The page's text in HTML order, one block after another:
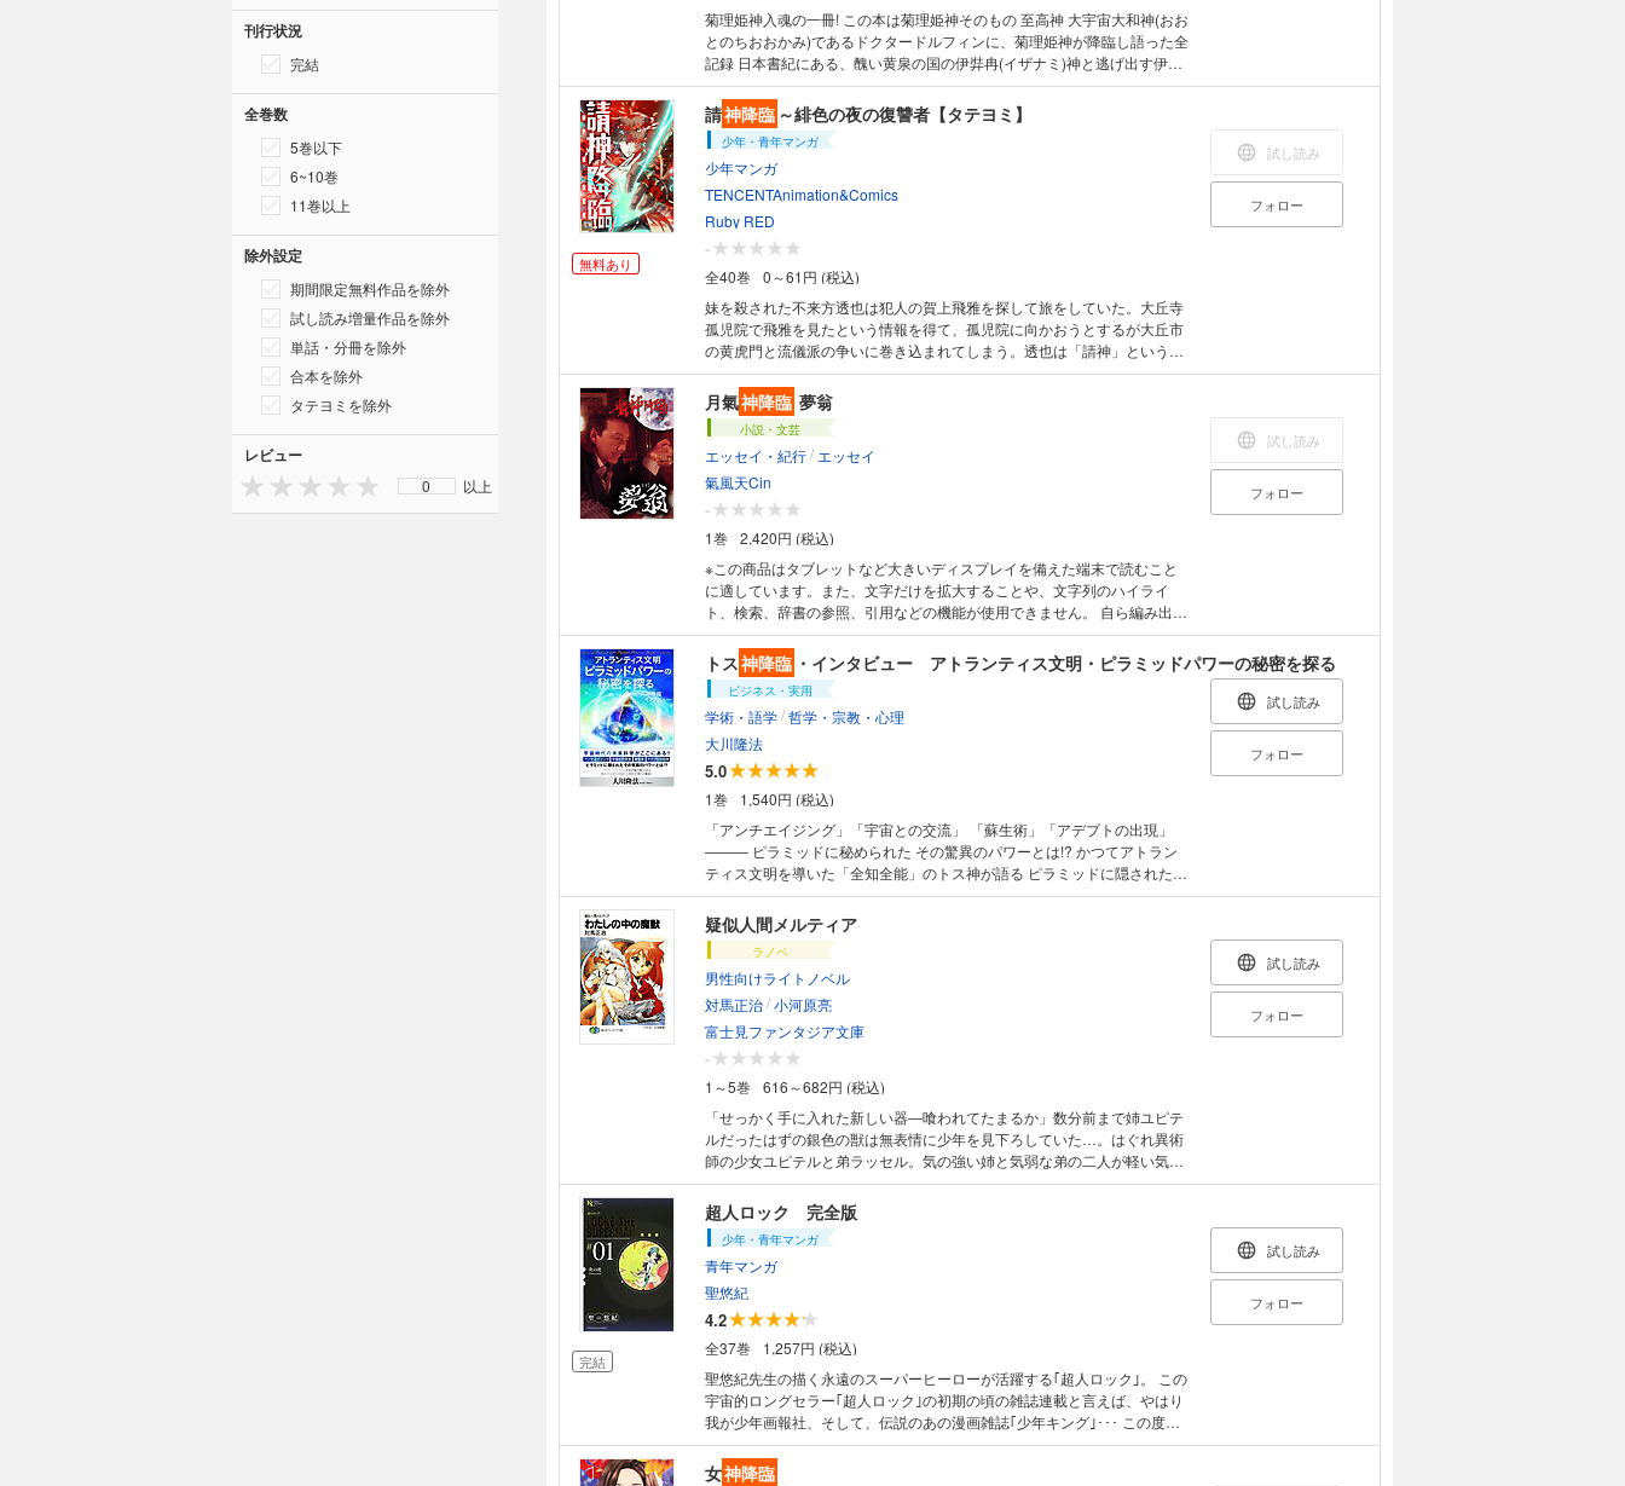
菊理姫神入魂の一冊! この本は菊理姫神そのもの 至高神 大宇宙大和神(おお
とのちおおかみ)であるドクタードルフィンに、菊理姫神が降臨し語った全
記録 日本書紀にある、醜い黄泉の国の伊弉冉(イザナミ)神と逃げ出す伊弉
諾(イザナギ)神に語った菊理姫神の神言葉を明かす「異次元日本書紀」の
歴史的事実 壊すことを恐れることなかれ! 守るのは辞めなされ! 壊さないと
創れないのじゃ! 黄泉と現生、大和と世界、地球と宇宙をくくるぞ! 2019年
は準備の年じゃ! 2020年、霊性の大和日本が目覚めるぞ! 超神 神ドクター
が神を癒して神を開く Doctor of God(ドクタードルフィン)が 世に出させ
た菊理姫神を自身に降臨させ 神世界と新地球の超ヒミツを語る! ・この本
自体が菊理姫神のご神体! 所有するだけで菊理姫神のサポートが得られ
神と伊弉冉神に語った神言葉 ・逃げ出す伊弉諾神に抱いた伊弉冉神の恨み
の念が地球社会に残っている! ・ドクタードルフィンでしか開けない菊理
姫神を白山にて覚醒させる! ・高次元と三次元をくくる、目に見えない世
界と目に見える世界をくくる、女性性と男性性をくくる! ・菊理姫神は、
分離・破壊を経て融合・創造を担う! ・菊理姫神は至高の大宇宙大和神の
身)であった! ・卑弥呼が、ドクタードルフィンを呼んでいる! ・天照大神
(アマテラスオオカミ)と卑弥呼をくくる! ・卑弥呼が目覚めて、霊性の邪馬
台国が目覚める! ・プレアデスの平和的破壊とシリウスの奇跡的創造 ・プ
レアデスとシリウス、レムリアとアトランティスをくくる! ・菊理姫神
が、不必要な世界をぶっ壊し、新しい世界を築く!
無料あり
請神降臨 ～緋色の夜の復讐者【タテヨミ】
少年・青年マンガ
少年マンガ
TENCENTAnimation&Comics
Ruby RED
-
全40巻
0～61円 (税込)
妹を殺された不来方透也は犯人の賀上飛雅を探して旅をしていた。大丘寺
孤児院で飛雅を見たという情報を得て、孤児院に向かおうとするが大丘市
の黄虎門と流儀派の争いに巻き込まれてしまう。透也は「請神」というシ
ステムで立ち向かい、飛雅を探すための手がかりを見つけようとする―
試し読み
フォロー
月氣神降臨 夢翁
小説・文芸
エッセイ・紀行/ エッセイ
氣風天Cin
-
1巻
2,420円 (税込)
※この商品はタブレットなど大きいディスプレイを備えた端末で読むこと
に適しています。また、文字だけを拡大することや、文字列のハイライ
ト、検索、辞書の参照、引用などの機能が使用できません。 自ら編み出し
た、氣の方術「独氣道」をベースとし、「朧」と名付けた想意を自在に操
り、あらゆるトラブルをシューティングしてきた著者が、母の死をキッカ
ケに始めたブログをまとめた。
試し読み
フォロー
トス神降臨 ・インタビュー アトランティス文明・ピラミッドパワーの秘密を探る
ビジネス・実用
学術・語学/哲学・宗教・心理
大川隆法
5.0
1巻
1,540円 (税込)
「アンチエイジング」「宇宙との交流」 「蘇生術」「アデプトの出現」
――― ピラミッドに秘められた その驚異のパワーとは!? かつてアトラン
ティス文明を導いた「全知全能」のトス神が語る ピラミッドに隠された神
秘のパワー。 古代文明の宇宙科学がそのベールをぬぐとき、 未来文明の
あり方が明らかになる。 かつて大西洋にはアトランティス文明が実在した
現代の「常識」をくつがえすアトランティスの科学文明 古代文明が警告す
る現代文明に迫る危機とは!? 宇宙時代を切り拓く未来科学の秘密が、ここ
に 「ダークマター」と「裏宇宙」 ピラミッドが可能にする「惑星間移
動」 幸福の科学大学がウミダス「新人類」「アデプト」
試し読み
フォロー
疑似人間メルティア
ラノベ
男性向けライトノベル
対馬正治/小河原亮
富士見ファンタジア文庫
-
1～5巻
616～682円 (税込)
「せっかく手に入れた新しい器―喰われてたまるか」数分前まで姉ユピテ
ルだったはずの銀色の獣は無表情に少年を見下ろしていた…。はぐれ異術
師の少女ユピテルと弟ラッセル。気の強い姉と気弱な弟の二人が軽い気持
ちから引き受けた擬獣退治が姉弟の運命を大きく変えてしまった。なん
と、退治したユピテルと退治されたメルティアが合体してしまったのだ。
昼はユピテル、夜は疑似人間メルティアという存在になった彼女(ら?)は奇
妙な事件に巻き込まれる。最初は単なる連続猟奇殺人と思われていた事件
が、この世界の覇権をめぐる闘いへと転がり出していく。
試し読み
フォロー
完結
超人ロック 完全版
少年・青年マンガ
青年マンガ
聖悠紀
4.2
全37巻
1,257円 (税込)
聖悠紀先生の描く永遠のスーパーヒーローが活躍する｢超人ロック｣。 この
宇宙的ロングセラー｢超人ロック｣の初期の頃の雑誌連載と言えば、やはり
我が少年画報社、そして、伝説のあの漫画雑誌｢少年キング｣･･･ この度、
ファンの皆様の熱いまなざしにお応えすべく、このSF大河シリーズの原点
とも言えるオリジナルシリーズ｢超人ロック 完全版｣を刊行いたします。
試し読み
フォロー
女神降臨
刊行状況
完結
全巻数
5巻以下
6~10巻
11巻以上
除外設定
期間限定無料作品を除外
試し読み増量作品を除外
単話・分冊を除外
合本を除外
タテヨミを除外
レビュー
0 以上